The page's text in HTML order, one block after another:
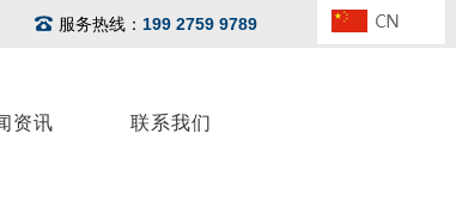
服务热线： 199 2759 9789
资讯 联系我们